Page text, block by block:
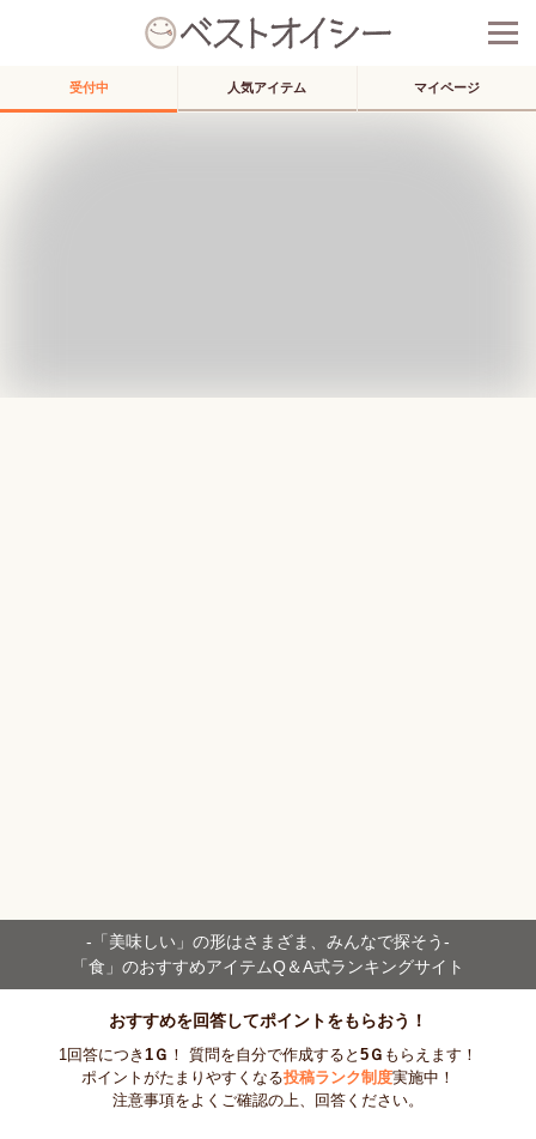
受付中 人気アイテム マイページ
-「美味しい」の形はさまざま、 みんなで探そう-
「食」のおすすめアイテムQ＆A式ランキングサイト
おすすめを回答してポイントをもらおう！
1回答につき 1 Ｇ ！ 質問を自分で作成すると 5 Ｇ もらえます！
ポイントがたまりやすくなる投稿ランク制度実施中！
注意事項をよくご確認の上、回答ください。